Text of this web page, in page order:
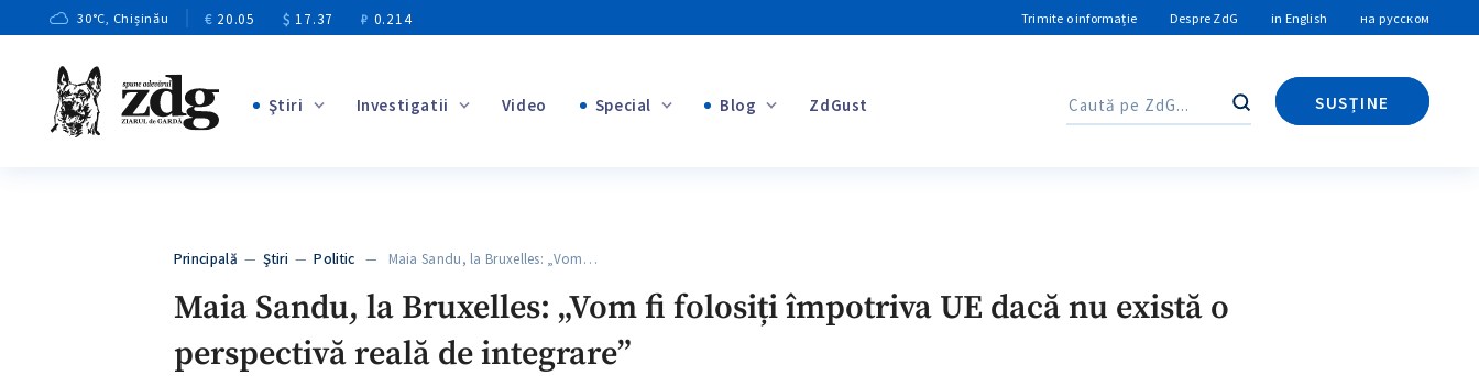
30°C, Chișinău € 20.05 $ 17.37 ₽ 0.214 Trimite o informație Despre ZdG in English на русском
Ştiri Investigatii Video Special Blog ZdGust Caută
SUSȚINE
Caută
Principală —Ştiri —Politic — Maia Sandu, la Bruxelles: „Vom…
Maia Sandu, la Bruxelles: „Vom fi folosiți împotriva UE dacă nu există o
perspectivă reală de integrare”